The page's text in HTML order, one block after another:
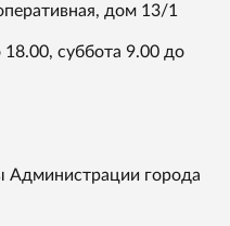
дом 13/1
суббота 9.00 до
Администрации города